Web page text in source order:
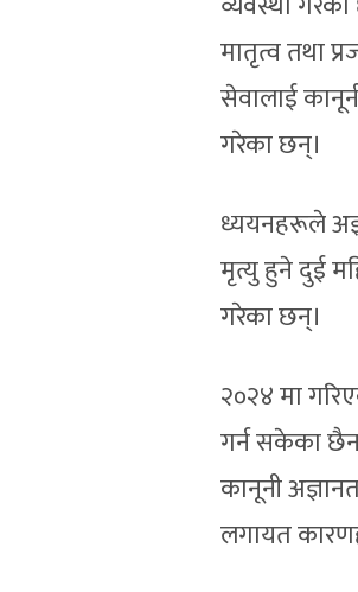
मातृत्व तथा
सेवालाई
गरेका छन्।
ध्ययनहरूले
मृत्यु हुने दुई
गरेका छन्।
२०२४ मा
गर्न सकेका
कानूनी
लगायत